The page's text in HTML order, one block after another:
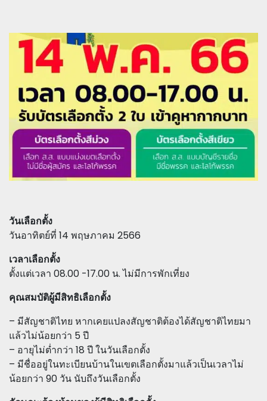
วันเลือกตั้ง
วันอาทิตย์ที่ 14 พฤษภาคม 2566
เวลาเลือกตั้ง
ตั้งแต่เวลา 08.00 -17.00 น. ไม่มีการพักเที่ยง
คุณสมบัติผู้มีสิทธิเลือกตั้ง
– มีสัญชาติไทย หากเคยแปลงสัญชาติต้องได้สัญชาติไทยมา
แล้วไม่น้อยกว่า 5 ปี
– อายุไม่ตํ่ากว่า 18 ปี ในวันเลือกตั้ง
– มีชื่ออยู่ในทะเบียนบ้านในเขตเลือกตั้งมาแล้วเป็นเวลาไม่
น้อยกว่า 90 วัน นับถึงวันเลือกตั้ง